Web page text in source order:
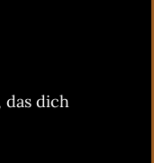
das dich